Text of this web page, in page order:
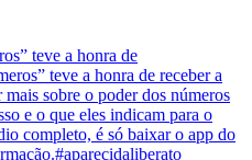
teve a honra de